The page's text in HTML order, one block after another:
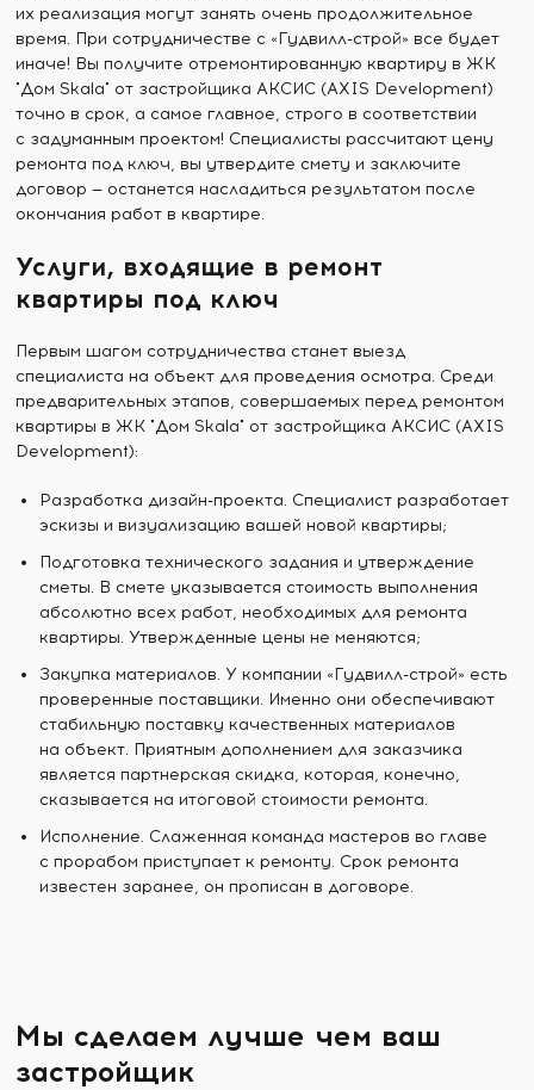
их реализация могут занять очень продолжительное
время. При сотрудничестве с «Гудвилл-строй» все будет
иначе! Вы получите отремонтированную квартиру в ЖК
"Дом Skala" от застройщика АКСИС (AXIS Development)
точно в срок, а самое главное, строго в соответствии
с задуманным проектом! Специалисты рассчитают цену
ремонта под ключ, вы утвердите смету и заключите
договор — останется насладиться результатом после
окончания работ в квартире.
Услуги, входящие в ремонт
квартиры под ключ
Первым шагом сотрудничества станет выезд
специалиста на объект для проведения осмотра. Среди
предварительных этапов, совершаемых перед ремонтом
квартиры в ЖК "Дом Skala" от застройщика АКСИС (AXIS
Development):
Разработка дизайн-проекта. Специалист разработает
эскизы и визуализацию вашей новой квартиры;
Подготовка технического задания и утверждение
сметы. В смете указывается стоимость выполнения
абсолютно всех работ, необходимых для ремонта
квартиры. Утвержденные цены не меняются;
Закупка материалов. У компании «Гудвилл-строй» есть
проверенные поставщики. Именно они обеспечивают
стабильную поставку качественных материалов
на объект. Приятным дополнением для заказчика
является партнерская скидка, которая, конечно,
сказывается на итоговой стоимости ремонта.
Исполнение. Слаженная команда мастеров во главе
с прорабом приступает к ремонту. Срок ремонта
известен заранее, он прописан в договоре.
Мы сделаем лучше чем ваш
застройщик